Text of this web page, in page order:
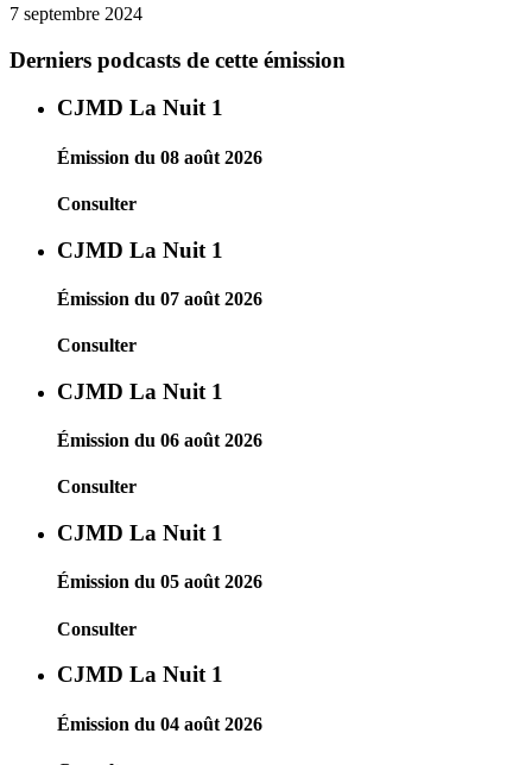
7 septembre 2024
Derniers podcasts de cette émission
CJMD La Nuit 1
Émission du 08 août 2026
Consulter
CJMD La Nuit 1
Émission du 07 août 2026
Consulter
CJMD La Nuit 1
Émission du 06 août 2026
Consulter
CJMD La Nuit 1
Émission du 05 août 2026
Consulter
CJMD La Nuit 1
Émission du 04 août 2026